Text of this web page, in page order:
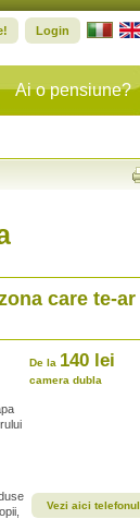
Ai o pensiune?
Login
care te-ar
De la 140 lei
camera dubla
Vezi aici telefonul